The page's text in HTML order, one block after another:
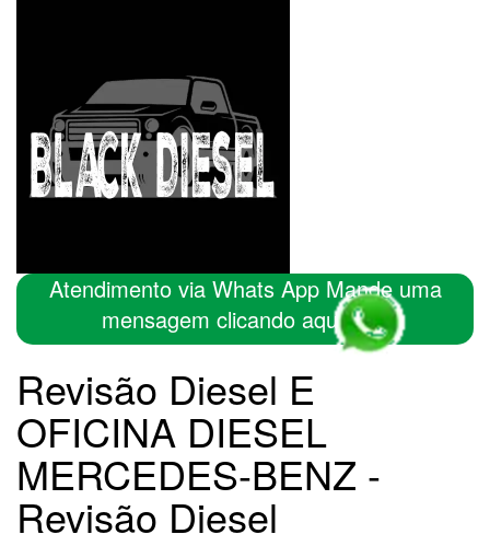
Atendimento via Whats App Mande uma
mensagem clicando aqui
Revisão Diesel E
OFICINA DIESEL
MERCEDES-BENZ -
Revisão Diesel